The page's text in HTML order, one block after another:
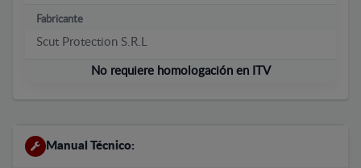
Fabricante
Scut Protection S.R.L
No requiere homologación en ITV
Manual Técnico: